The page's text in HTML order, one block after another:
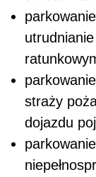
straży
dojazdu